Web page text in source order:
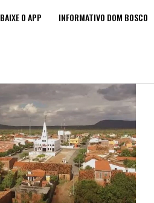
BAIXE O APP INFORMATIVO DOM BOSCO